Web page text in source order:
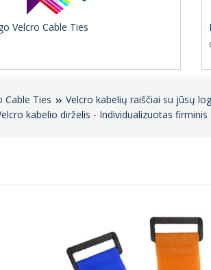
Velcro Cable Ties
Cable Ties
Velcro kabelių raiščiai su jūsų
kabelio dirželis - Individualizuotas